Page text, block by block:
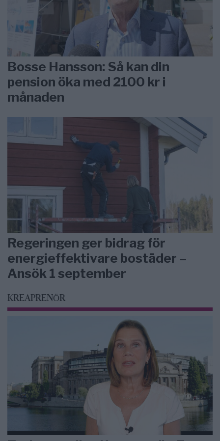
Bosse Hansson: Så kan din
pension öka med 2100 kr i
månaden
Regeringen ger bidrag för
energieffektivare bostäder –
Ansök 1 september
KREAPRENÖR